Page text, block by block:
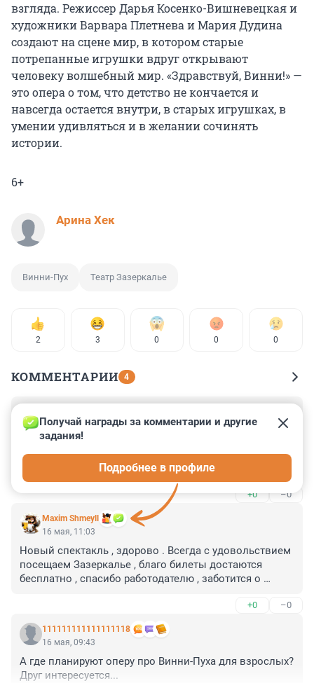
взгляда. Режиссер Дарья Косенко-Вишневецкая и
художники Варвара Плетнева и Мария Дудина
создают на сцене мир, в котором старые
потрепанные игрушки вдруг открывают
человеку волшебный мир. «Здравствуй, Винни!» —
это опера о том, что детство не кончается и
навсегда остается внутри, в старых игрушках, в
умении удивляться и в желании сочинять
истории.
6+
Арина Хек
Винни-Пух Театр Зазеркалье
2 3 0 0 0
КОММЕНТАРИИ 4
17 мая, 01:24
30 лет назад эта опера уже шла в Зазеркалье. Под
слегка иным названием. Авторы те же. Когда сняли с
репертуара - не заметила.
+0 –0
Maxim Shmeyll
Получай награды за комментарии и другие
задания!
Подробнее в профиле
16 мая, 11:03
Новый спектакль , здорово . Всегда с удовольствием
посещаем Зазеркалье , благо билеты достаются
бесплатно , спасибо работодателю , заботится о
+0 –0
111111111111111118
16 мая, 09:43
А где планируют оперу про Винни-Пуха для взрослых?
Друг интересуется...